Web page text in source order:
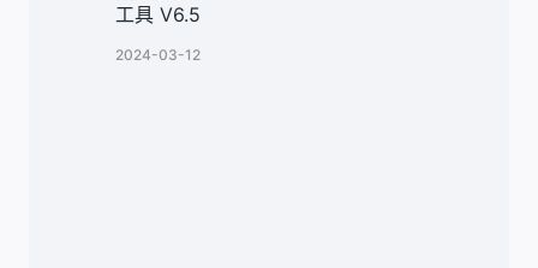
工具 V6.5
2024-03-12